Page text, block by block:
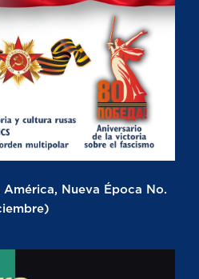
Nueva Época No.